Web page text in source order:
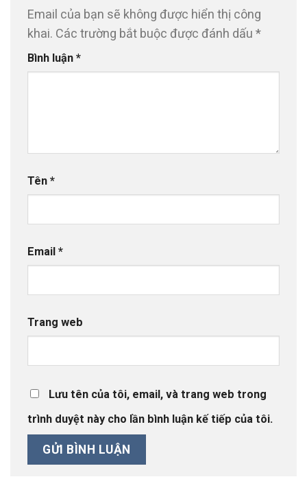
Email của bạn sẽ không được hiển thị công
khai. Các trường bắt buộc được đánh dấu *
Bình luận *
Tên *
Email *
Trang web
Lưu tên của tôi, email, và trang web trong
trình duyệt này cho lần bình luận kế tiếp của tôi.